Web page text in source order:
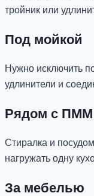
тройник или
Под мойкой
Нужно исключить
удлинители и
Рядом с ПММ
Стиралка и
нагружать одну
За мебелью